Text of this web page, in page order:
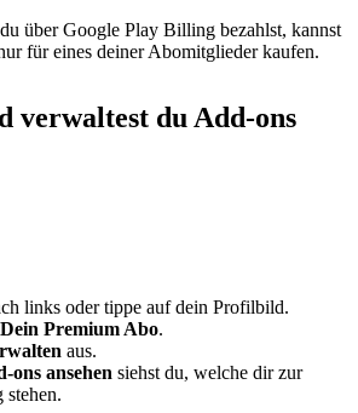
über Google Play Billing bezahlst, kannst
für eines deiner Abomitglieder kaufen.
verwaltest du Add-ons
links oder tippe auf dein Profilbild.
Dein Premium Abo.
aus.
ons ansehen siehst du, welche dir zur
stehen.